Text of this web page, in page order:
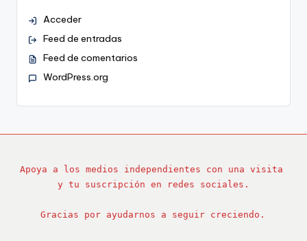
Acceder
Feed de entradas
Feed de comentarios
WordPress.org
Apoya a los medios independientes con una visita
y tu suscripción en redes sociales.
Gracias por ayudarnos a seguir creciendo.